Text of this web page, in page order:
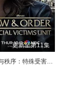
更新至第11集
法律与秩序：特殊受害者第二十七季